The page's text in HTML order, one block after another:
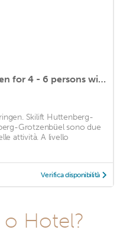
Holiday apartment Urnerboden for 4 - 6 persons with 2 bedrooms - Holiday apartment
Skilift Huttenberg-
Grotzenbüel sono due
attività. A livello
Verifica disponibilità
Hotel?